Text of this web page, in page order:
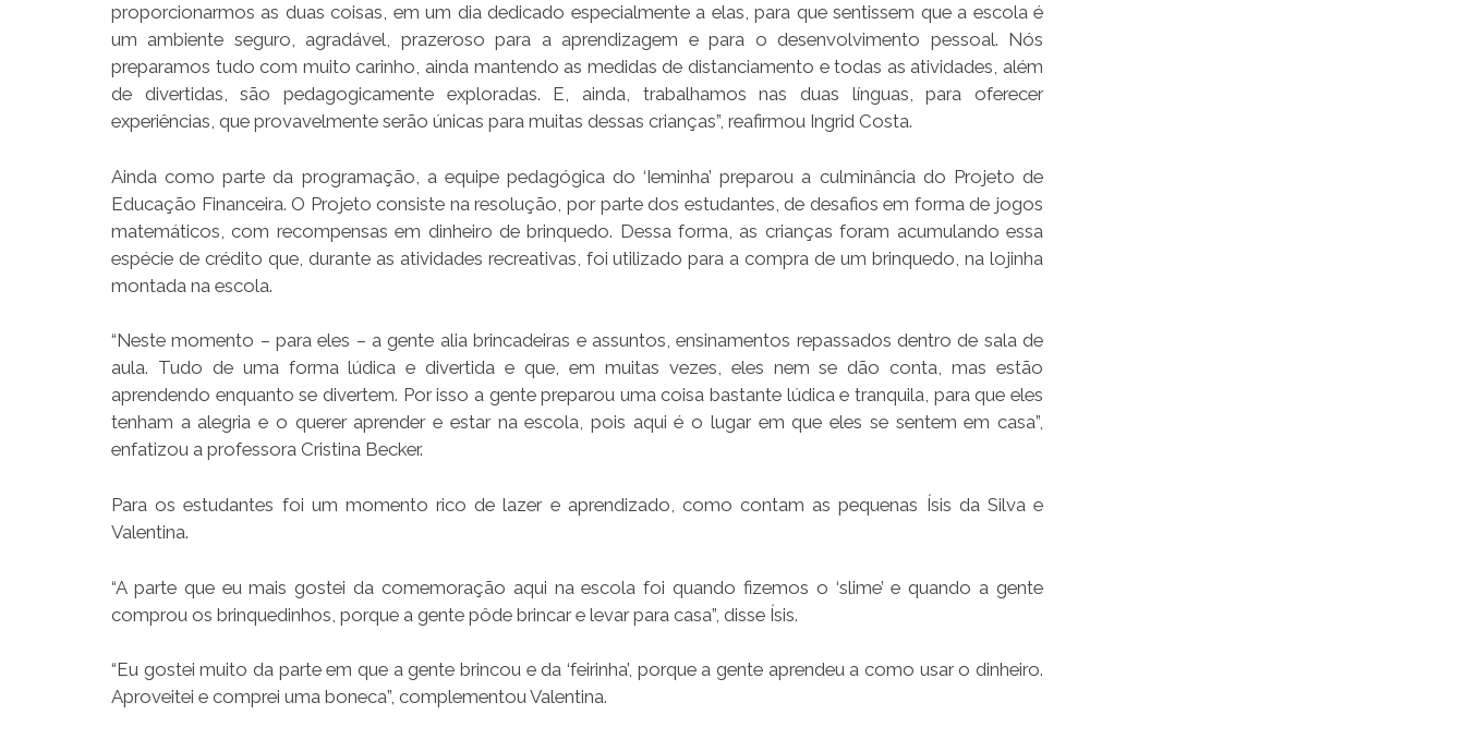
proporcionarmos as duas coisas, em um dia dedicado especialmente a elas, para que sentissem que a escola é
um ambiente seguro, agradável, prazeroso para a aprendizagem e para o desenvolvimento pessoal. Nós
preparamos tudo com muito carinho, ainda mantendo as medidas de distanciamento e todas as atividades, além
de divertidas, são pedagogicamente exploradas. E, ainda, trabalhamos nas duas línguas, para oferecer
experiências, que provavelmente serão únicas para muitas dessas crianças”, reafirmou Ingrid Costa.
Ainda como parte da programação, a equipe pedagógica do ‘Ieminha’ preparou a culminância do Projeto de
Educação Financeira. O Projeto consiste na resolução, por parte dos estudantes, de desafios em forma de jogos
matemáticos, com recompensas em dinheiro de brinquedo. Dessa forma, as crianças foram acumulando essa
espécie de crédito que, durante as atividades recreativas, foi utilizado para a compra de um brinquedo, na lojinha
montada na escola.
“Neste momento – para eles – a gente alia brincadeiras e assuntos, ensinamentos repassados dentro de sala de
aula. Tudo de uma forma lúdica e divertida e que, em muitas vezes, eles nem se dão conta, mas estão
aprendendo enquanto se divertem. Por isso a gente preparou uma coisa bastante lúdica e tranquila, para que eles
tenham a alegria e o querer aprender e estar na escola, pois aqui é o lugar em que eles se sentem em casa”,
enfatizou a professora Cristina Becker.
Para os estudantes foi um momento rico de lazer e aprendizado, como contam as pequenas Ísis da Silva e
Valentina.
“A parte que eu mais gostei da comemoração aqui na escola foi quando fizemos o ‘slime’ e quando a gente
comprou os brinquedinhos, porque a gente pôde brincar e levar para casa”, disse Ísis.
“Eu gostei muito da parte em que a gente brincou e da ‘feirinha’, porque a gente aprendeu a como usar o dinheiro.
Aproveitei e comprei uma boneca”, complementou Valentina.